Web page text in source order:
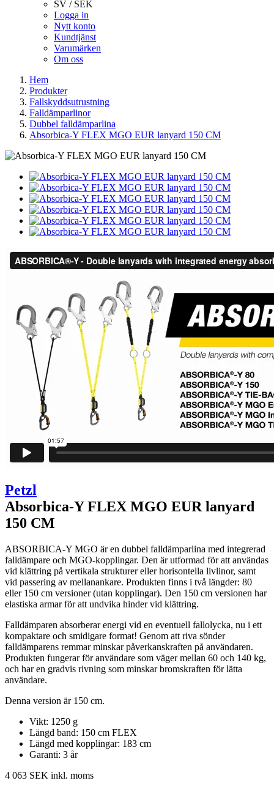
SV / SEK
Logga in
Nytt konto
Kundtjänst
Varumärken
Om oss
Hem
Produkter
Fallskyddsutrustning
Falldämparlinor
Dubbel falldämparlina
Absorbica-Y FLEX MGO EUR lanyard 150 CM
Petzl
Absorbica-Y FLEX MGO EUR lanyard
150 CM
ABSORBICA-Y MGO är en dubbel falldämparlina med integrerad
falldämpare och MGO-kopplingar. Den är utformad för att användas
vid klättring på vertikala strukturer eller horisontella livlinor, samt
vid passering av mellanankare. Produkten finns i två längder: 80
eller 150 cm versioner (utan kopplingar). Den 150 cm versionen har
elastiska armar för att undvika hinder vid klättring.
Falldämparen absorberar energi vid en eventuell fallolycka, nu i ett
kompaktare och smidigare format! Genom att riva sönder
falldämparens remmar minskar påverkanskraften på användaren.
Produkten fungerar för användare som väger mellan 60 och 140 kg,
och har en gradvis rivning som minskar bromskraften för lätta
användare.
Denna version är 150 cm.
Vikt: 1250 g
Längd band: 150 cm FLEX
Längd med kopplingar: 183 cm
Garanti: 3 år
4 063 SEK inkl. moms